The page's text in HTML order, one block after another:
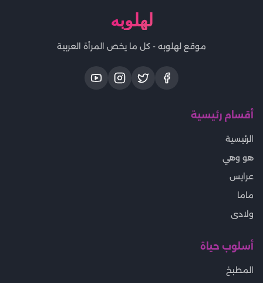
لهلوبه
موقع لهلوبه - كل ما يخص المرأة العربية
أقسام رئيسية
الرئيسية
هو وهي
عرايس
ماما
ولادى
أسلوب حياة
المطبخ